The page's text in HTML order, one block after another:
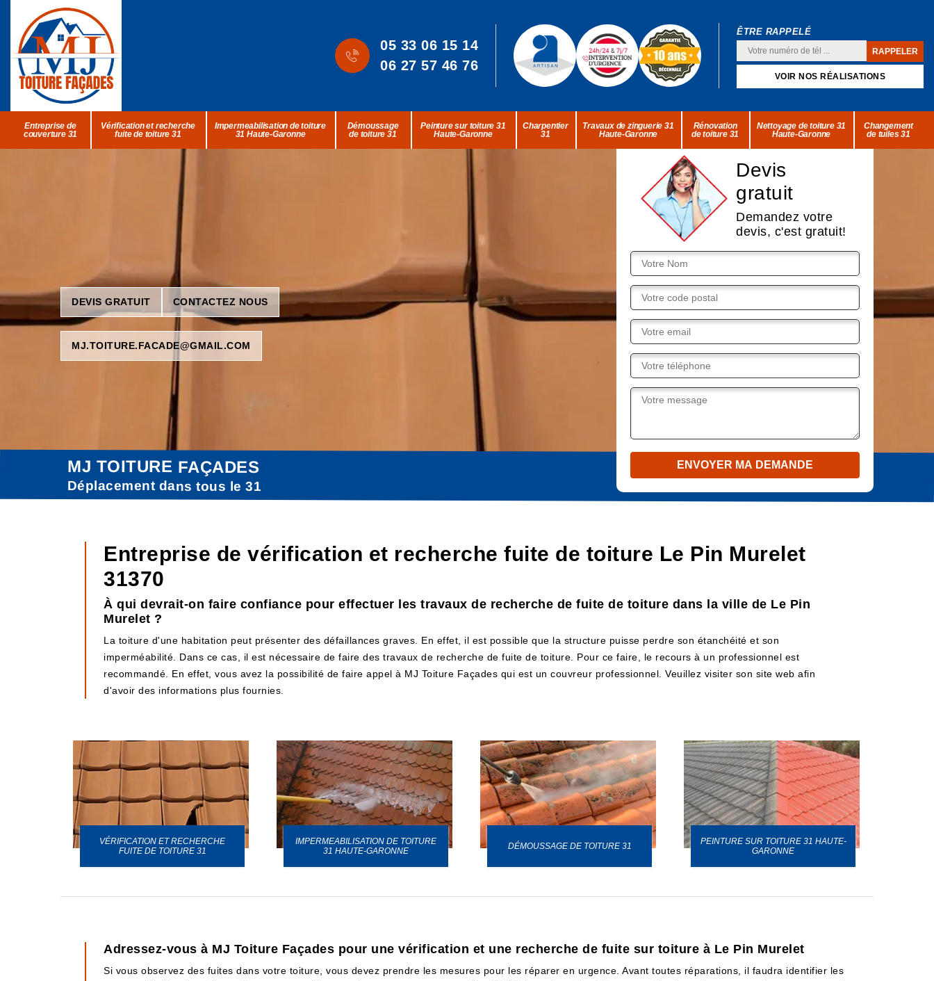
05 33 06 15 14
06 27 57 46 76
ÊTRE RAPPELÉ
VOIR NOS RÉALISATIONS
Entreprise de
couverture 31
Vérification et recherche
fuite de toiture 31
Impermeabilisation de toiture
31 Haute-Garonne
Démoussage
de toiture 31
Peinture sur toiture 31
Haute-Garonne
Charpentier
31
Travaux de zinguerie 31
Haute-Garonne
Rénovation
de toiture 31
Nettoyage de toiture 31
Haute-Garonne
Changement
de tuiles 31
DEVIS GRATUIT CONTACTEZ NOUS
MJ.TOITURE.FACADE@GMAIL.COM
Devis
gratuit
Demandez votre
devis, c'est gratuit!
MJ TOITURE FAÇADES
Déplacement dans tous le 31
Entreprise de vérification et recherche fuite de toiture Le Pin Murelet
31370
À qui devrait-on faire confiance pour effectuer les travaux de recherche de fuite de toiture dans la ville de Le Pin
Murelet ?
La toiture d'une habitation peut présenter des défaillances graves. En effet, il est possible que la structure puisse perdre son étanchéité et son
imperméabilité. Dans ce cas, il est nécessaire de faire des travaux de recherche de fuite de toiture. Pour ce faire, le recours à un professionnel est
recommandé. En effet, vous avez la possibilité de faire appel à MJ Toiture Façades qui est un couvreur professionnel. Veuillez visiter son site web afin
d'avoir des informations plus fournies.
VÉRIFICATION ET RECHERCHE
FUITE DE TOITURE 31
IMPERMEABILISATION DE TOITURE
31 HAUTE-GARONNE
DÉMOUSSAGE DE TOITURE 31
PEINTURE SUR TOITURE 31 HAUTE-
GARONNE
Adressez-vous à MJ Toiture Façades pour une vérification et une recherche de fuite sur toiture à Le Pin Murelet
Si vous observez des fuites dans votre toiture, vous devez prendre les mesures pour les réparer en urgence. Avant toutes réparations, il faudra identifier les